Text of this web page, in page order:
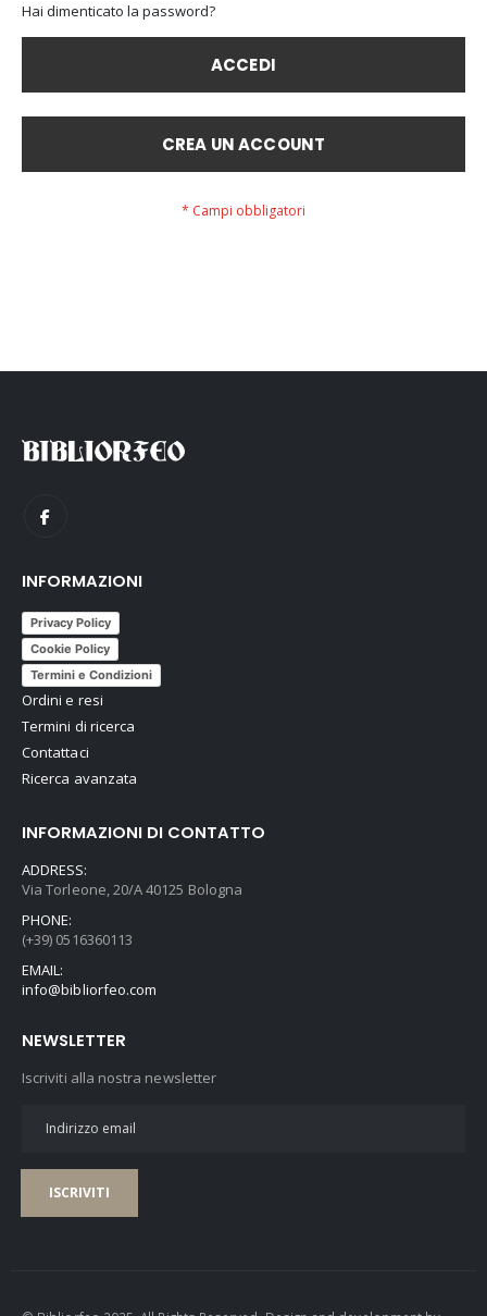
Hai dimenticato la password?
ACCEDI
CREA UN ACCOUNT
INFORMAZIONI
Privacy Policy
Cookie Policy
Termini e Condizioni
Ordini e resi
Termini di ricerca
Contattaci
Ricerca avanzata
INFORMAZIONI DI CONTATTO
ADDRESS:
Via Torleone, 20/A 40125 Bologna
PHONE:
(+39) 0516360113
EMAIL:
info@bibliorfeo.com
NEWSLETTER
Iscriviti alla nostra newsletter
ISCRIVITI